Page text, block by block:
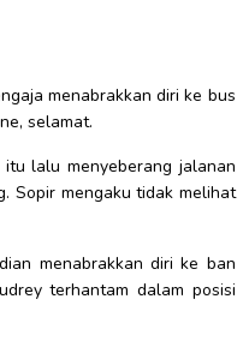
menabrakkan diri ke bus
selamat.
lalu menyeberang jalanan
Sopir mengaku tidak melihat
menabrakkan diri ke ban
terhantam dalam posisi